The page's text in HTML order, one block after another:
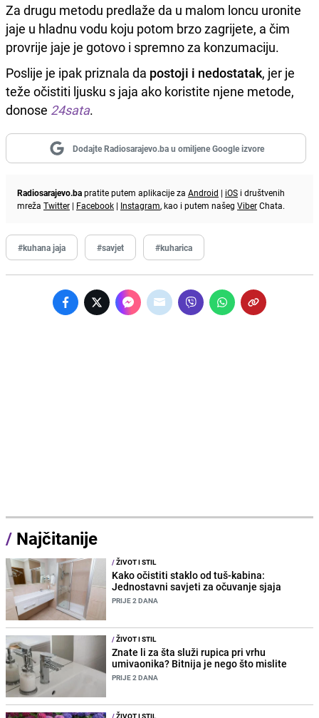
Za drugu metodu predlaže da u malom loncu uronite
jaje u hladnu vodu koju potom brzo zagrijete, a čim
provrije jaje je gotovo i spremno za konzumaciju.
Poslije je ipak priznala da postoji i nedostatak, jer je
teže očistiti ljusku s jaja ako koristite njene metode,
donose 24sata.
Dodajte Radiosarajevo.ba u omiljene Google izvore
Radiosarajevo.bapratite putem aplikacije za Android | iOS i društvenih
mreža Twitter | Facebook | Instagram, kao i putem našeg ViberChata.
#kuhana jaja #savjet #kuharica
/ Najčitanije
/ŽIVOT I STIL
Kako očistiti staklo od tuš-kabina:
Jednostavni savjeti za očuvanje sjaja
PRIJE 2 DANA
/ŽIVOT I STIL
Znate li za šta služi rupica pri vrhu
umivaonika? Bitnija je nego što mislite
PRIJE 2 DANA
/ŽIVOT I STIL